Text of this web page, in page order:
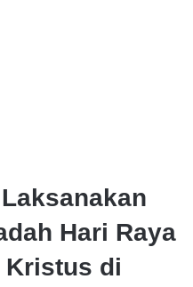
Hari Raya
Kristus di